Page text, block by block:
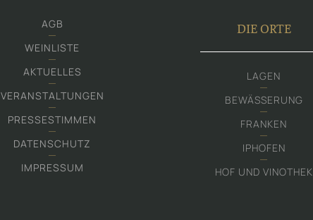
AGB
WEINLISTE
AKTUELLES
VERANSTALTUNGEN
PRESSESTIMMEN
DATENSCHUTZ
IMPRESSUM
DIE ORTE
LAGEN
BEWÄSSERUNG
FRANKEN
IPHOFEN
HOF UND VINOTHEK